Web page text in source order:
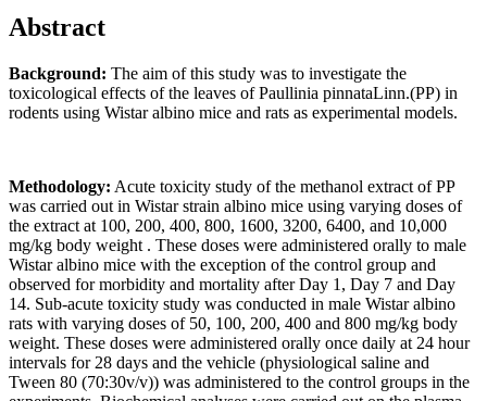
Abstract
Background: The aim of this study was to investigate the
toxicological effects of the leaves of Paullinia pinnataLinn.(PP) in
rodents using Wistar albino mice and rats as experimental models.
Methodology: Acute toxicity study of the methanol extract of PP
was carried out in Wistar strain albino mice using varying doses of
the extract at 100, 200, 400, 800, 1600, 3200, 6400, and 10,000
mg/kg body weight . These doses were administered orally to male
Wistar albino mice with the exception of the control group and
observed for morbidity and mortality after Day 1, Day 7 and Day
14. Sub-acute toxicity study was conducted in male Wistar albino
rats with varying doses of 50, 100, 200, 400 and 800 mg/kg body
weight. These doses were administered orally once daily at 24 hour
intervals for 28 days and the vehicle (physiological saline and
Tween 80 (70:30v/v)) was administered to the control groups in the